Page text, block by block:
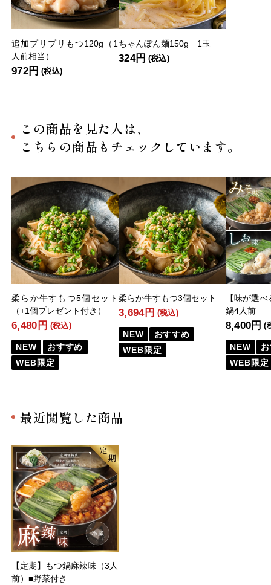
追加プリプリもつ120g（1
人前相当）
972円 (税込)
ちゃんぽん麺150g 1玉
324円 (税込)
この商品を見た人は、
こちらの商品もチェックしています。
柔らか牛すもつ5個セット
（+1個プレゼント付き）
6,480円 (税込)
NEW
おすすめ
WEB限定
柔らか牛すもつ3個セット
3,694円 (税込)
NEW
おすすめ
WEB限定
【味が選
鍋4人前
8,400円 (
NEW
WEB限定
最近閲覧した商品
【定期】もつ鍋麻辣味（3人
前）■野菜付き